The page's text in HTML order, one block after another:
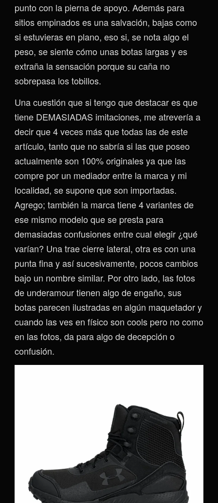
punto con la pierna de apoyo. Además para
sitios empinados es una salvación, bajas como
si estuvieras en plano, eso si, se nota algo el
peso, se siente cómo unas botas largas y es
extraña la sensación porque su caña no
sobrepasa los tobillos.
Una cuestión que si tengo que destacar es que
tiene DEMASIADAS imitaciones, me atrevería a
decir que 4 veces más que todas las de este
artículo, tanto que no sabría si las que poseo
actualmente son 100% originales ya que las
compre por un mediador entre la marca y mi
localidad, se supone que son importadas.
Agrego; también la marca tiene 4 variantes de
ese mismo modelo que se presta para
demasiadas confusiones entre cual elegir ¿qué
varían? Una trae cierre lateral, otra es con una
punta fina y así sucesivamente, pocos cambios
bajo un nombre similar. Por otro lado, las fotos
de underamour tienen algo de engaño, sus
botas parecen ilustradas en algún maquetador y
cuando las ves en físico son cools pero no como
en las fotos, da para algo de decepción o
confusión.